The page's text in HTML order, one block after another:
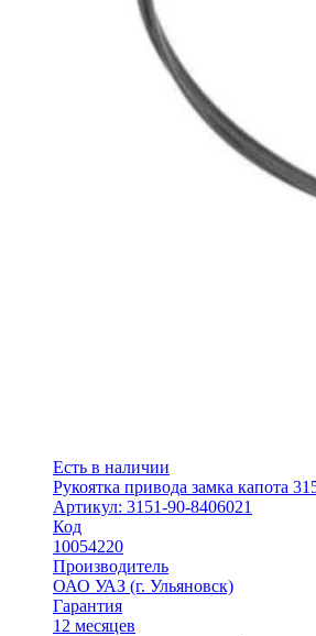
Есть в наличии
Рукоятка привода замка капота
Артикул: 3151-90-8406021
Код
10054220
Производитель
ОАО УАЗ (г. Ульяновск)
Гарантия
12 месяцев